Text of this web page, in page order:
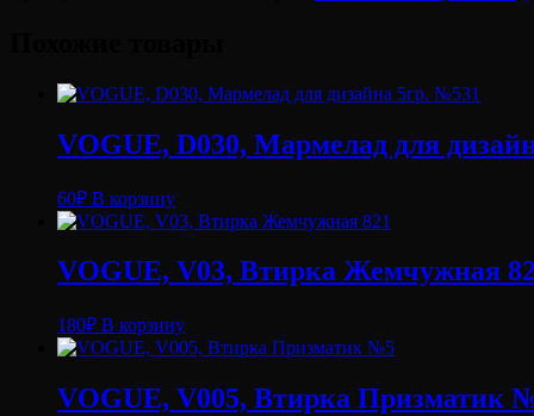
"TNL"
(розовый)VOGUE, D030, Мармелад для
60₽ В корзину
VOGUE, V03, Втирка Жемчужная
180₽ В корзину
VOGUE, V005, Втирка Призматик